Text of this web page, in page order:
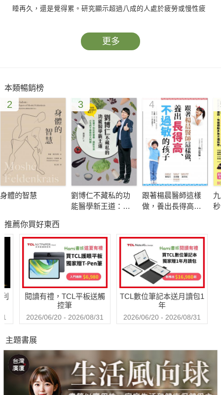
睡再久，還是覺得累。研究顯示超過八成的人處於疲勞或慢性疲
疲勞是身體發出的警訊，長期疲勞不僅降低專注力，更可能引發
7大休養法
休息、運動、營養、親近、娛樂、創造想像、轉換
簡單可行，隨時都能實踐，從身體到心理，全方位消除疲勞。
休息
讓身體暫停活動，補充能量。
如：躺在沙發上放鬆
輕微運動清楚身體老廢物質，促進淋巴循環，減輕疲勞。
如：健走、做瑜伽。
避免飲食過量，調整生理時鐘，調節自律神經。
如：減少飲食份量、攝取對腸胃溫和的餐點
親近
接觸與人交流或動物陪伴獲得安定感。
如：接觸大自然、跟朋友聊天。
更多
本類暢銷榜
2
身體的智慧
3
劉博仁不藏私的功
能醫學新王道：吃
會變成大問題
4
跟著楊晨醫師這樣
做，養出長得高、
推薦你買好東西
閱讀有禮，TCL平板送觸
控筆
2026/06/20 - 2026/08/31
TCL數位筆記本送月讀包1
年
2026/06/20 - 2026/08/31
主題書展